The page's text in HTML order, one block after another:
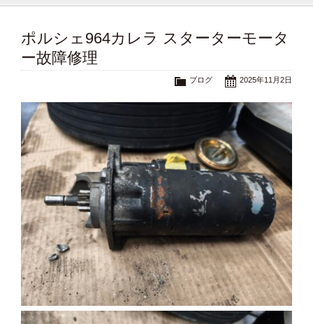
ポルシェ964カレラ スターターモータ
ー故障修理
2025年11月2日
ブログ